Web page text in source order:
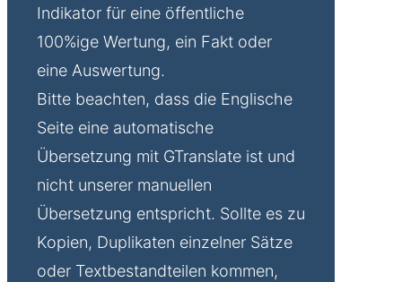
Indikator für eine öffentliche
100%ige Wertung, ein Fakt oder
eine Auswertung.
Bitte beachten, dass die Englische
Seite eine automatische
Übersetzung mit GTranslate ist und
nicht unserer manuellen
Übersetzung entspricht. Sollte es zu
Kopien, Duplikaten einzelner Sätze
oder Textbestandteilen kommen,